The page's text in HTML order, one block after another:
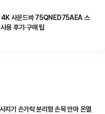
사운드바 75QNED75AEA 스
용 후기·구매 팁
지기 손가락 분리형 손목 안마 온열